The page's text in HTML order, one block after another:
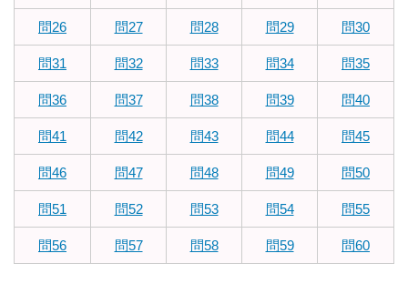
問26 問27 問28 問29 問30
問31 問32 問33 問34 問35
問36 問37 問38 問39 問40
問41 問42 問43 問44 問45
問46 問47 問48 問49 問50
問51 問52 問53 問54 問55
問56 問57 問58 問59 問60